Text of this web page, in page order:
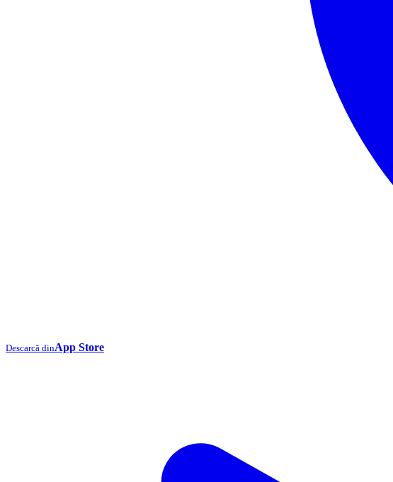
Descarcă dinApp Store